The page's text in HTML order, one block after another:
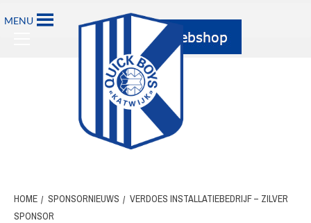
naar
MENU
Primary
HOME SPONSORNIEUWS
VERDOES INSTALLATIEBEDRIJF – ZILVER
SPONSOR